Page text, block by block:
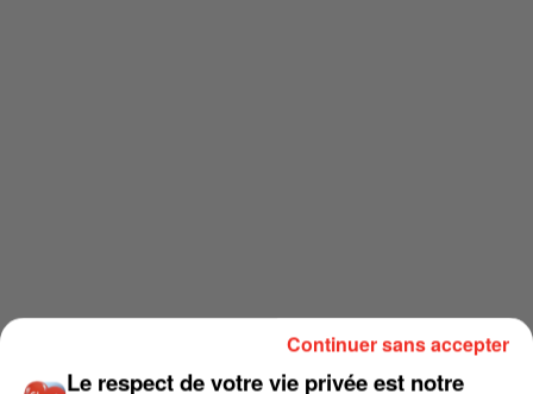
Le respect de votre vie privée est notre
Continuer sans accepter